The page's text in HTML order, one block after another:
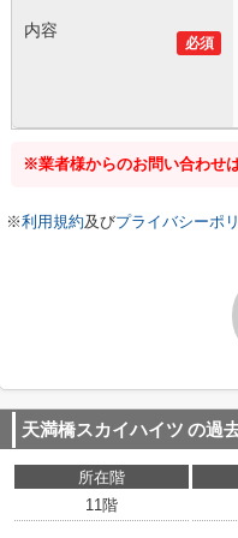
必須
内容
※業者様からのお問い合わせ
※利用規約及びプライバシーポ
天満橋スカイハイツ の過
所在階
11階